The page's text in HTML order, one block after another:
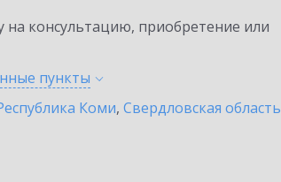
консультацию, приобретение или
пункты
Коми, Свердловская область